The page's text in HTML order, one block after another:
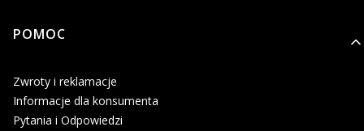
Linki w stopce
POMOC
Zwroty i reklamacje
Informacje dla konsumenta
Pytania i Odpowiedzi